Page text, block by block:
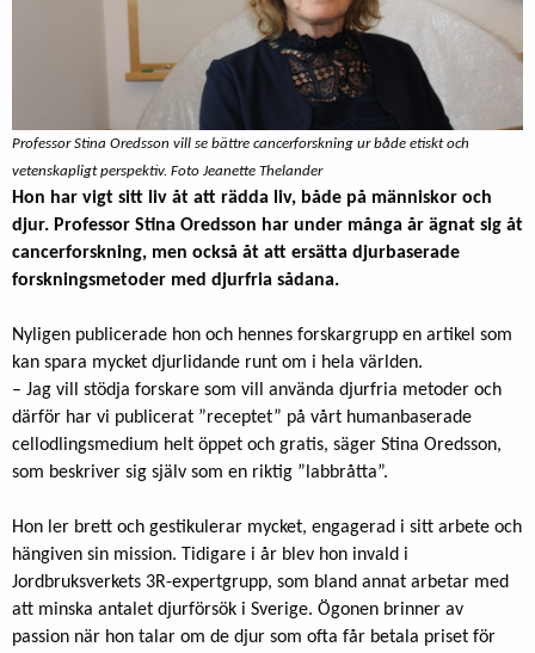
Professor Stina Oredsson vill se bättre cancerforskning ur både etiskt och
vetenskapligt perspektiv. Foto Jeanette Thelander
Hon har vigt sitt liv åt att rädda liv, både på människor och
djur. Professor Stina Oredsson har under många år ägnat sig åt
cancerforskning, men också åt att ersätta djurbaserade
forskningsmetoder med djurfria sådana.
Nyligen publicerade hon och hennes forskargrupp en artikel som
kan spara mycket djurlidande runt om i hela världen.
– Jag vill stödja forskare som vill använda djurfria metoder och
därför har vi publicerat ”receptet” på vårt humanbaserade
cellodlingsmedium helt öppet och gratis, säger Stina Oredsson,
som beskriver sig själv som en riktig ”labbråtta”.
Hon ler brett och gestikulerar mycket, engagerad i sitt arbete och
hängiven sin mission. Tidigare i år blev hon invald i
Jordbruksverkets 3R-expertgrupp, som bland annat arbetar med
att minska antalet djurförsök i Sverige. Ögonen brinner av
passion när hon talar om de djur som ofta får betala priset för